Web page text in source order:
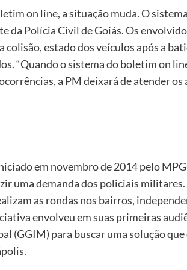
on line, a situação muda. O
da Polícia Civil de Goiás. Os
estado dos veículos após a
“Quando o sistema do boletim on
a PM deixará de atender
em novembro de 2014 pelo
uma demanda dos policiais
as rondas nos bairros,
envolveu em suas primeiras
(GGIM) para buscar uma solução